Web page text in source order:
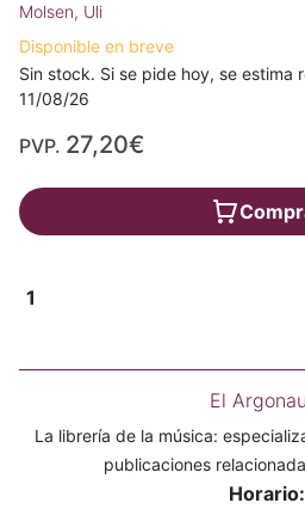
Molsen, Uli
Disponible en breve
Sin stock. Si se pide hoy, se estima
11/08/26
PVP. 27,20€
1
El
La librería de la música:
publicaciones
Horario: